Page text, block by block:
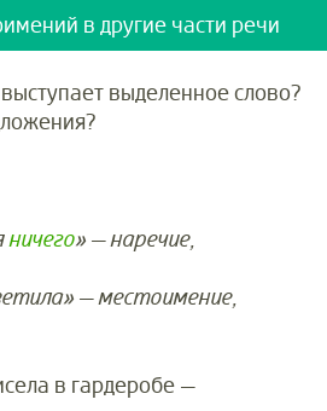
в другие части речи
выделенное слово?
ничего» — наречие,
— местоимение,
в гардеробе —